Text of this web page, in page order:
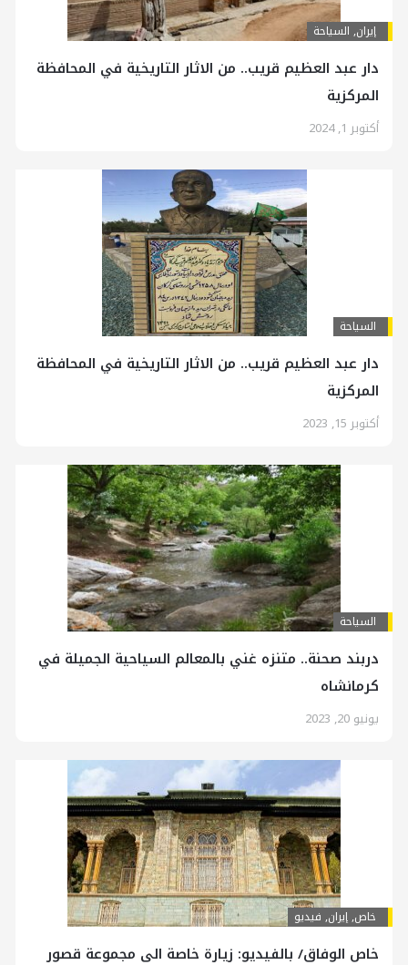
إيران, السياحة
دار عبد العظيم قريب.. من الاثار التاريخية في المحافظة
المركزية
أكتوبر 1, 2024
السياحة
دار عبد العظيم قريب.. من الاثار التاريخية في المحافظة
المركزية
أكتوبر 15, 2023
السياحة
دربند صحنة.. متنزه غني بالمعالم السياحية الجميلة في
كرمانشاه
يونيو 20, 2023
خاص,إيران, فیدیو
خاص الوفاق/ بالفيديو: زيارة خاصة الى مجموعة قصور